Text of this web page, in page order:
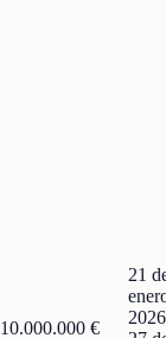
10.000.000 €
21
2026